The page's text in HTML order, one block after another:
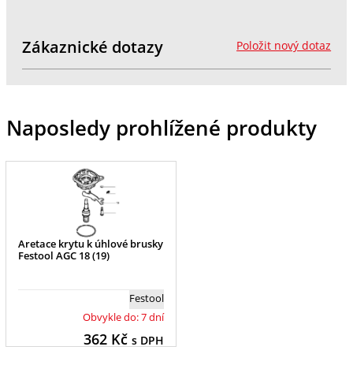
Položit nový dotaz
Zákaznické dotazy
Naposledy prohlížené produkty
Aretace krytu k úhlové brusky
Festool AGC 18 (19)
Festool
Obvykle do: 7 dní
362Kč s DPH